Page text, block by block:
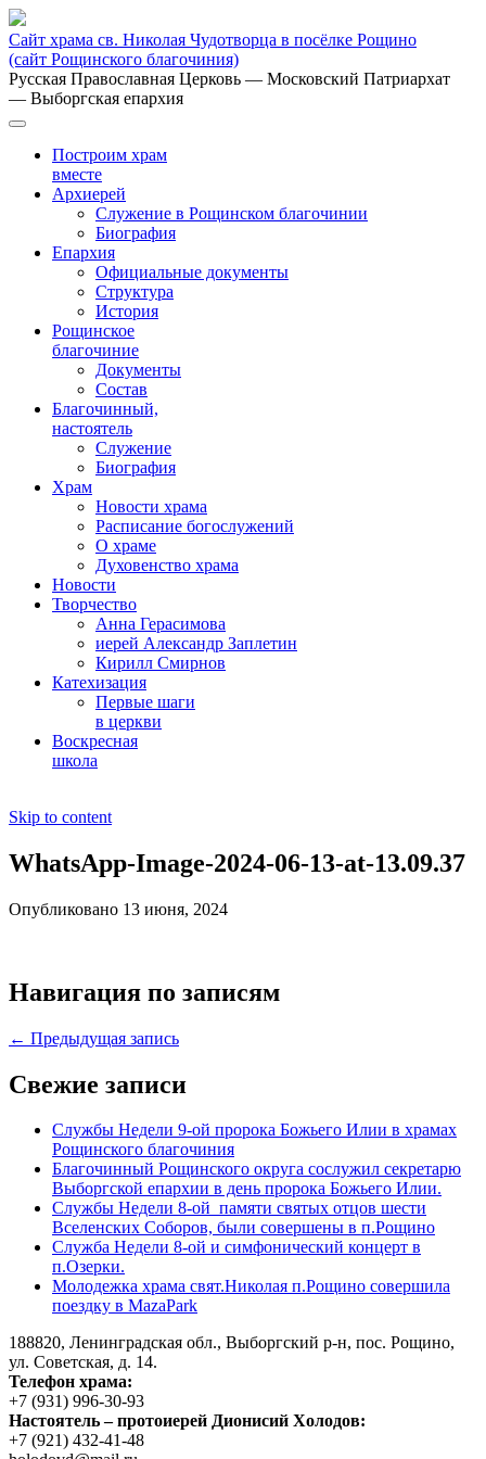
Сайт храма св. Николая Чудотворца в посёлке Рощино
(сайт Рощинского благочиния)
Русская Православная Церковь — Московский Патриархат
— Выборгская епархия
Построим храм
вместе
Архиерей
Служение в Рощинском благочинии
Биография
Епархия
Официальные документы
Структура
История
Рощинское
благочиние
Документы
Состав
Благочинный,
настоятель
Служение
Биография
Храм
Новости храма
Расписание богослужений
О храме
Духовенство храма
Новости
Творчество
Анна Герасимова
иерей Александр Заплетин
Кирилл Смирнов
Катехизация
Первые шаги
в церкви
Воскресная
школа
Skip to content
WhatsApp-Image-2024-06-13-at-13.09.37
Опубликовано 13 июня, 2024
Навигация по записям
← Предыдущая запись
Свежие записи
Службы Недели 9-ой пророка Божьего Илии в храмах
Рощинского благочиния
Благочинный Рощинского округа сослужил секретарю
Выборгской епархии в день пророка Божьего Илии.
Службы Недели 8-ой памяти святых отцов шести
Вселенских Соборов, были совершены в п.Рощино
Служба Недели 8-ой и симфонический концерт в
п.Озерки.
Молодежка храма свят.Николая п.Рощино совершила
поездку в MazaPark
188820, Ленинградская обл., Выборгский р-н, пос. Рощино,
ул. Советская, д. 14.
Телефон храма:
+7 (931) 996-30-93
Настоятель – протоиерей Дионисий Холодов:
+7 (921) 432-41-48